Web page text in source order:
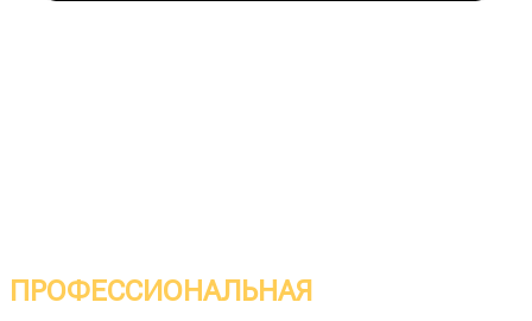
ПРОФЕССИОНАЛЬНАЯ